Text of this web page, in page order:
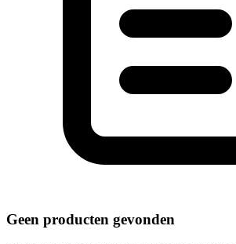
Geen producten gevonden